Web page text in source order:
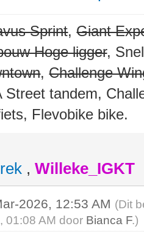
Sprint,Giant
Hoge ligger,
,Challenge
Street tandem,
Flevobike bike.
, Willeke_IGKT
2026, 12:53 AM (Dit
01:08 AM door Bianca F.)